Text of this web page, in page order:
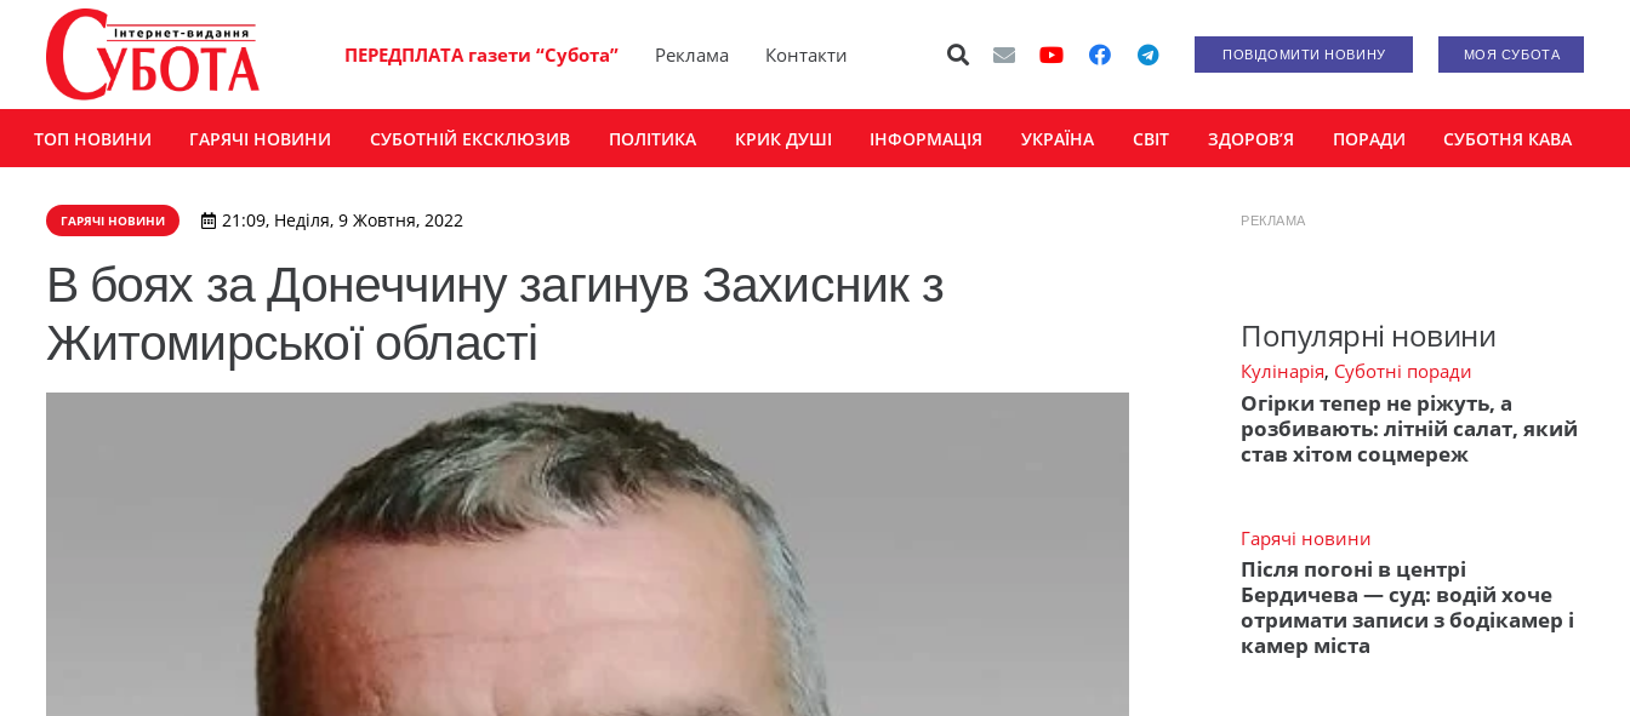
ПЕРЕДПЛАТА газети “Субота” Реклама Контакти ПОВІДОМИТИ НОВИНУ МОЯ СУБОТА
ТОП НОВИНИ ГАРЯЧІ НОВИНИ СУБОТНІЙ ЕКСКЛЮЗИВ ПОЛІТИКА КРИК ДУШІ ІНФОРМАЦІЯ УКРАЇНА СВІТ ЗДОРОВ’Я ПОРАДИ СУБОТНЯ КАВА
ГАРЯЧІ НОВИНИ 21:09, Неділя, 9 Жовтня, 2022
В боях за Донеччину загинув Захисник з
Житомирської області
РЕКЛАМА
Популярні новини
Кулінарія, Суботні поради
Огірки тепер не ріжуть, а
розбивають: літній салат, який
став хітом соцмереж
Гарячі новини
Після погоні в центрі
Бердичева — суд: водій хоче
отримати записи з бодікамер і
камер міста